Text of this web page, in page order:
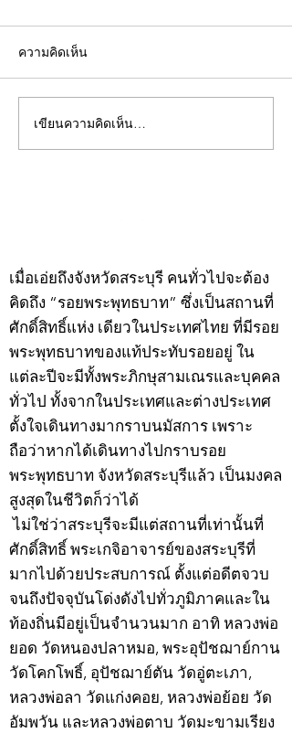
คอลัมน์"จับชีพจรวงการ
พระ"ประจำพุธที่ 29
ความคิดเห็น
เขียนความคิดเห็น…
เมื่อเอ่ยถึงจังหวัดสระบุรี คนทั่วไปจะต้อง
คิดถึง “รอยพระพุทธบาท” ซึ่งเป็นสถานที่
ศักดิ์สิทธิ์แห่ง เดียวในประเทศไทย ที่มีรอย
พระพุทธบาทของแท้ประทับรอยอยู่ ใน
แต่ละปีจะมีทั้งพระภิกษุสามเณรและบุคคล
ทั่วไป ทั้งจากในประเทศและต่างประเทศ
ตั้งใจเดินทางมากราบนมัสการ เพราะ
ถือว่าหากได้เดินทางไปกราบรอย
พระพุทธบาท จังหวัดสระบุรีแล้ว เป็นมงคล
สูงสุดในชีวิตก็ว่าได้
ไม่ใช่ว่าสระบุรีจะมีแต่สถานที่เท่านั้นที่
ศักดิ์สิทธิ์ พระเกจิอาจารย์ของสระบุรีที่
มากไปด้วยประสบการณ์ ตั้งแต่อดีตจวบ
จนถึงปัจจุบันโด่งดังไปทั่วภูมิภาคและใน
ท้องถิ่นมีอยู่เป็นจำนวนมาก อาทิ หลวงพ่อ
ยอด วัดหนองปลาหมอ, พระอุปัชฌาย์กาน
วัดโคกโพธิ์, อุปัชฌาย์ตัน วัดอู่ตะเภา,
หลวงพ่อลา วัดแก่งคอย, หลวงพ่อย้อย วัด
อัมพวัน และหลวงพ่อตาบ วัดมะขามเรียง